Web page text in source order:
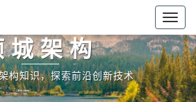
城架构
构知识，探索前沿创新技术